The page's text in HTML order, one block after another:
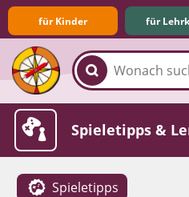
für Kinder für
Familie &
Spieletipps &
Spieletipps